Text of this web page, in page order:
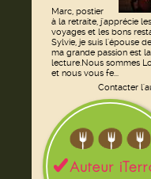
Marc, postier
à la retraite, j'apprécie les
voyages et les bons
Sylvie, je suis l'épouse
ma grande passion est la
lecture.Nous sommes
et nous vous fe...
Contacter